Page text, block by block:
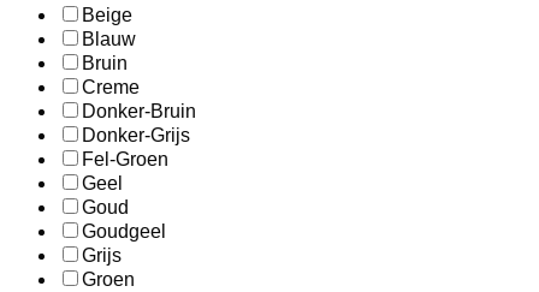
Beige
Blauw
Bruin
Creme
Donker-Bruin
Donker-Grijs
Fel-Groen
Geel
Goud
Goudgeel
Grijs
Groen